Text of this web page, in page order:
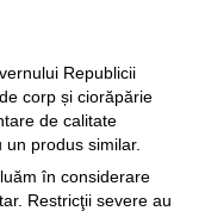
Republicii
corp și ciorăpărie
de calitate
produs similar.
în considerare
Restricţii severe au